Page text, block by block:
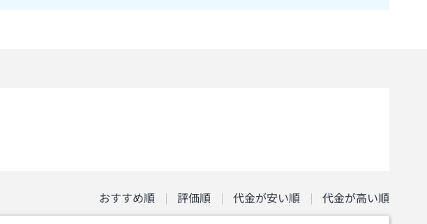
おすすめ順 評価順 代金が安い順 代金が高い順